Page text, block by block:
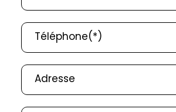
Téléphone(*)
Adresse